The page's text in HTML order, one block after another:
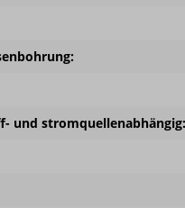
und stromquellenabhängig: